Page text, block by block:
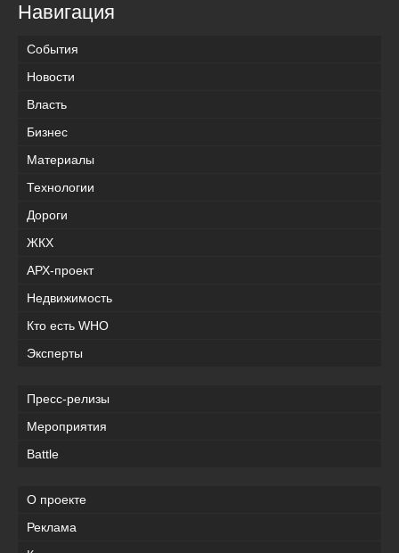
Навигация
События
Новости
Власть
Бизнес
Материалы
Технологии
Дороги
ЖКХ
АРХ-проект
Недвижимость
Кто есть WHO
Эксперты
Пресс-релизы
Мероприятия
Battle
О проекте
Реклама